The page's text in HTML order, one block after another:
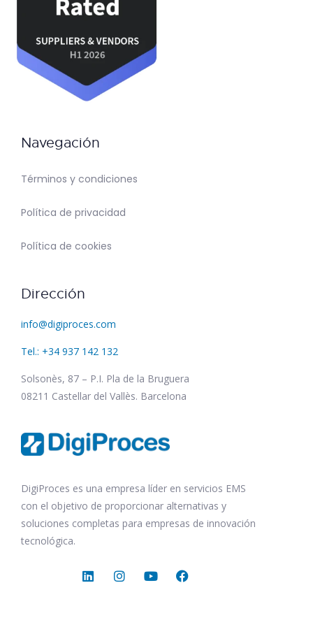
Navegación
Términos y condiciones
Política de privacidad
Política de cookies
Dirección
info@digiproces.com
Tel.: +34 937 142 132
Solsonès, 87 – P.I. Pla de la Bruguera
08211 Castellar del Vallès. Barcelona
DigiProces es una empresa líder en servicios EMS
con el objetivo de proporcionar alternativas y
soluciones completas para empresas de innovación
tecnológica.